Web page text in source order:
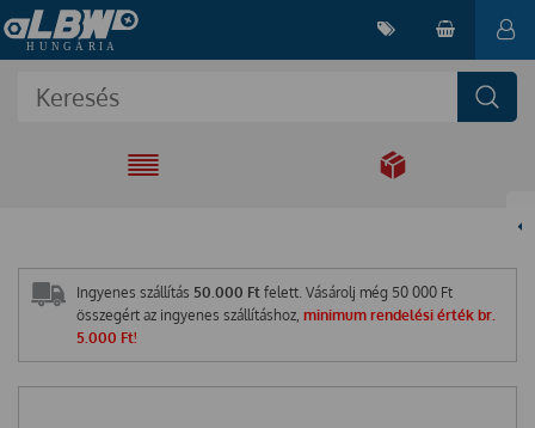
EGYÜTT A
Ingyenes szállítás 50.000 Ft felett. Vásárolj még 50 000 Ft
összegért az ingyenes szállításhoz, minimum rendelési érték br.
5.000 Ft!